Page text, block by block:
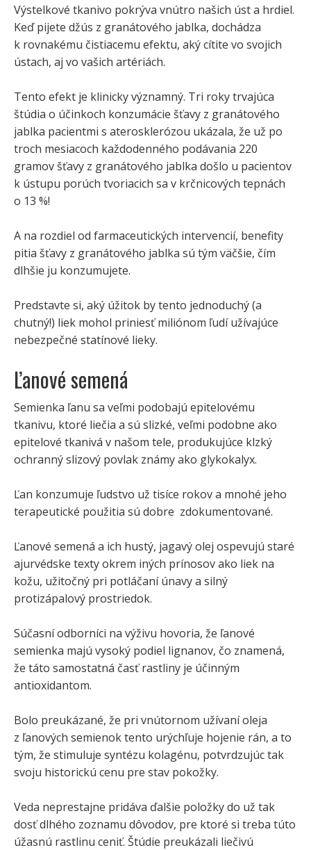
Výstelkové tkanivo pokrýva vnútro našich úst a hrdiel.
Keď pijete džús z granátového jablka, dochádza
k rovnakému čistiacemu efektu, aký cítite vo svojich
ústach, aj vo vašich artériách.
Tento efekt je klinicky významný. Tri roky trvajúca
štúdia o účinkoch konzumácie šťavy z granátového
jablka pacientmi s aterosklerózou ukázala, že už po
troch mesiacoch každodenného podávania 220
gramov šťavy z granátového jablka došlo u pacientov
k ústupu porúch tvoriacich sa v krčnicových tepnách
o 13 %!
A na rozdiel od farmaceutických intervencií, benefity
pitia šťavy z granátového jablka sú tým väčšie, čím
dlhšie ju konzumujete.
Predstavte si, aký úžitok by tento jednoduchý (a
chutný!) liek mohol priniesť miliónom ľudí užívajúce
nebezpečné statínové lieky.
Ľanové semená
Semienka ľanu sa veľmi podobajú epitelovému
tkanivu, ktoré liečia a sú slizké, veľmi podobne ako
epitelové tkanivá v našom tele, produkujúce klzký
ochranný slizový povlak známy ako glykokalyx.
Ľan konzumuje ľudstvo už tisíce rokov a mnohé jeho
terapeutické použitia sú dobre zdokumentované.
Ľanové semená a ich hustý, jagavý olej ospevujú staré
ajurvédske texty okrem iných prínosov ako liek na
kožu, užitočný pri potláčaní únavy a silný
protizápalový prostriedok.
Súčasní odborníci na výživu hovoria, že ľanové
semienka majú vysoký podiel lignanov, čo znamená,
že táto samostatná časť rastliny je účinným
antioxidantom.
Bolo preukázané, že pri vnútornom užívaní oleja
z ľanových semienok tento urýchľuje hojenie rán, a to
tým, že stimuluje syntézu kolagénu, potvrdzujúc tak
svoju historickú cenu pre stav pokožky.
Veda neprestajne pridáva ďalšie položky do už tak
dosť dlhého zoznamu dôvodov, pre ktoré si treba túto
úžasnú rastlinu ceniť. Štúdie preukázali liečivú